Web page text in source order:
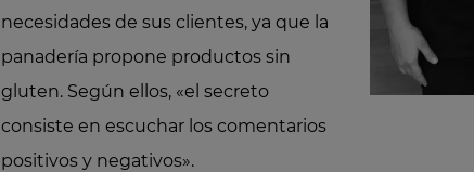
necesidades de sus clientes, ya que la
panadería propone productos sin
gluten. Según ellos, «el secreto
consiste en escuchar los comentarios
positivos y negativos».